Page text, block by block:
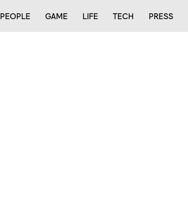
PEOPLE GAME LIFE TECH PRESS